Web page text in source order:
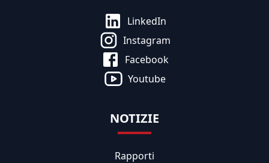
LinkedIn
Instagram
Facebook
Youtube
NOTIZIE
Rapporti